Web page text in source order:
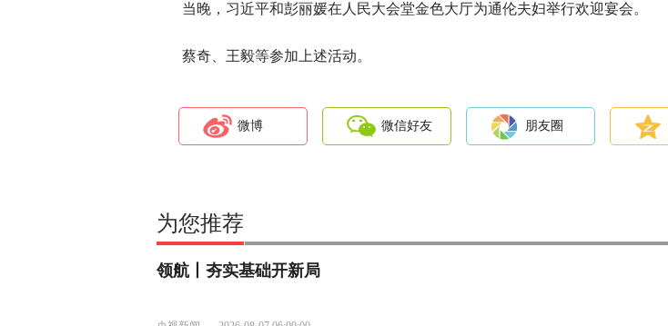
当晚，习近平和彭丽媛在人民大会堂金色大厅为通伦夫妇举行欢迎宴会。
蔡奇、王毅等参加上述活动。
微博 微信好友 朋友圈
为您推荐
领航丨夯实基础开新局